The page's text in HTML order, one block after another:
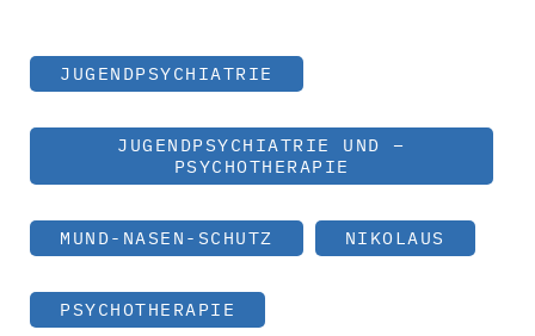
JUGENDPSYCHIATRIE
JUGENDPSYCHIATRIE UND –
PSYCHOTHERAPIE
MUND-NASEN-SCHUTZ NIKOLAUS
PSYCHOTHERAPIE